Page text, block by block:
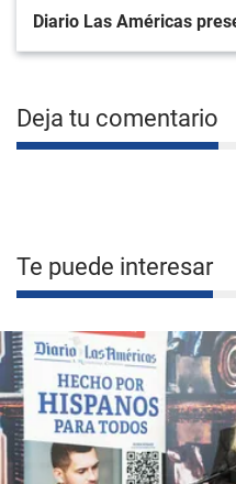
Diario Las Américas
Deja tu comentario
Te puede interesar